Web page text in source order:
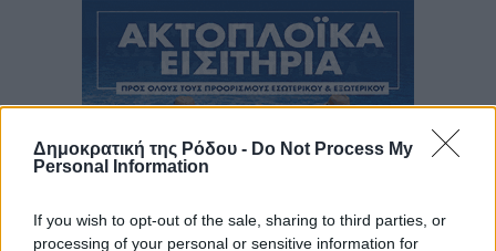
Δημοκρατική της Ρόδου - Do Not Process My
Personal Information
If you wish to opt-out of the sale, sharing to third parties, or
processing of your personal or sensitive information for